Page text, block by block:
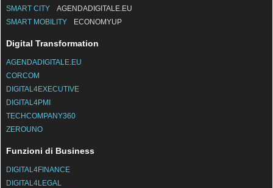
CYBERSECURITY ZEROUNO
SICUREZZA
AGENDADIGITALE.EU
SMART MOBILITY ECONOMYUP
Digital Transformation
AGENDADIGITALE.EU
CORCOM
DIGITAL4EXECUTIVE
DIGITAL4PMI
ZEROUNO
Funzioni di Business